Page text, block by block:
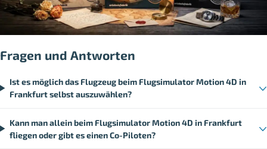
Fragen und Antworten
Ist es möglich das Flugzeug beim Flugsimulator Motion 4D in
Frankfurt selbst auszuwählen?
Kann man allein beim Flugsimulator Motion 4D in Frankfurt
fliegen oder gibt es einen Co-Piloten?